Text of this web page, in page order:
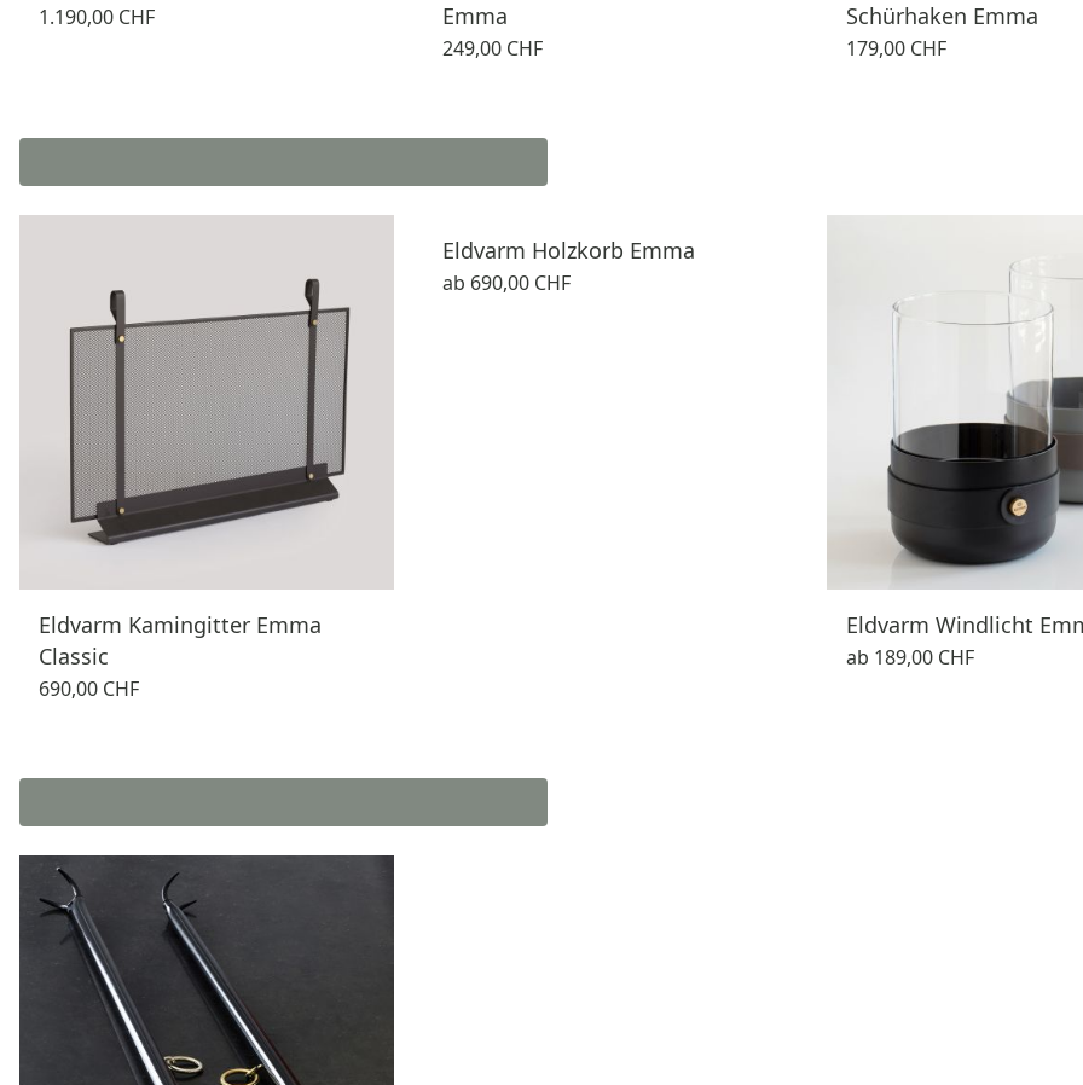
1.190,00 CHF
Emma
249,00 CHF
Schürhaken Emma
179,00 CHF
Eldvarm Kamingitter Emma
Classic
690,00 CHF
Eldvarm Holzkorb Emma
ab 690,00 CHF
Eldvarm Windlicht
ab 189,00 CHF